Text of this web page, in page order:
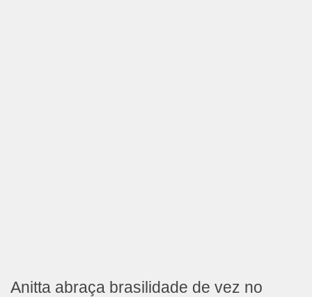
Anitta abraça brasilidade de vez no